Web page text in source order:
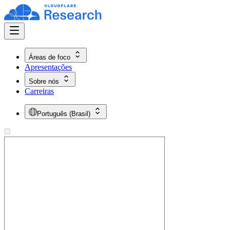
Áreas de foco
Apresentações
Sobre nós
Carreiras
Português (Brasil)